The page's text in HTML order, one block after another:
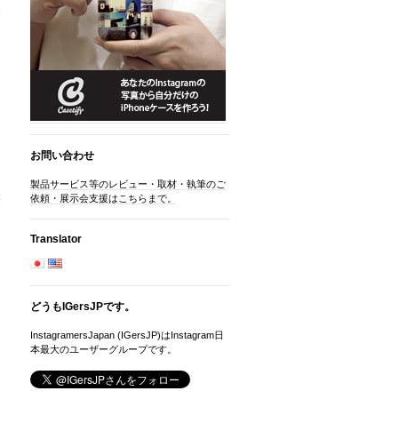
お問い合わせ
製品サービス等のレビュー・取材・執筆のご
依頼・展示会支援はこちらまで。
Translator
どうもIGersJPです。
InstagramersJapan (IGersJP)はInstagram日
本最大のユーザーグループです。